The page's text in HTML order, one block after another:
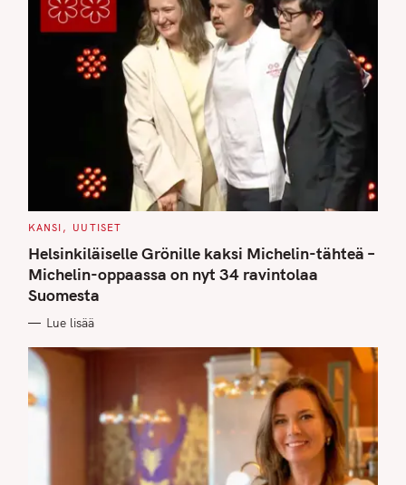
C
T
E
G
O
R
I
S
KANSI UUTISET
Helsinkiläiselle Grönille kaksi Michelin-tähteä –
Michelin-oppaassa on nyt 34 ravintolaa
Suomesta
Lue lisää